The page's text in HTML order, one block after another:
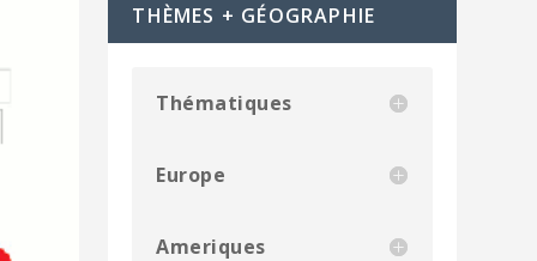
THÈMES + GÉOGRAPHIE
Thématiques
Europe
Ameriques